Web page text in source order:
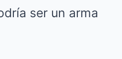
ser un arma